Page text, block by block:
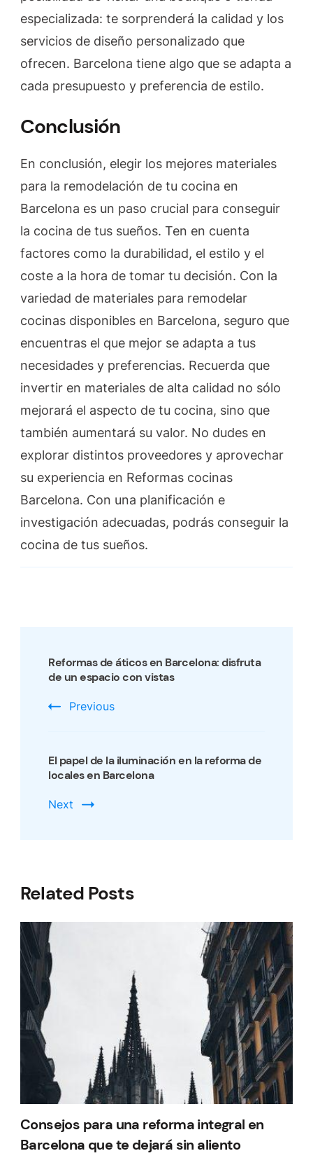
especializada: te sorprenderá la calidad y los
servicios de diseño personalizado que
ofrecen. Barcelona tiene algo que se adapta a
cada presupuesto y preferencia de estilo.
Conclusión
En conclusión, elegir los mejores materiales
para la remodelación de tu cocina en
Barcelona es un paso crucial para conseguir
la cocina de tus sueños. Ten en cuenta
factores como la durabilidad, el estilo y el
coste a la hora de tomar tu decisión. Con la
variedad de materiales para remodelar
cocinas disponibles en Barcelona, seguro que
encuentras el que mejor se adapta a tus
necesidades y preferencias. Recuerda que
invertir en materiales de alta calidad no sólo
mejorará el aspecto de tu cocina, sino que
también aumentará su valor. No dudes en
explorar distintos proveedores y aprovechar
su experiencia en Reformas cocinas
Barcelona. Con una planificación e
investigación adecuadas, podrás conseguir la
cocina de tus sueños.
Navigation
Reformas de áticos en Barcelona: disfruta
de un espacio con vistas
Previous
El papel de la iluminación en la reforma de
locales en Barcelona
Next
Related Posts
Consejos para una reforma integral en
Barcelona que te dejará sin aliento